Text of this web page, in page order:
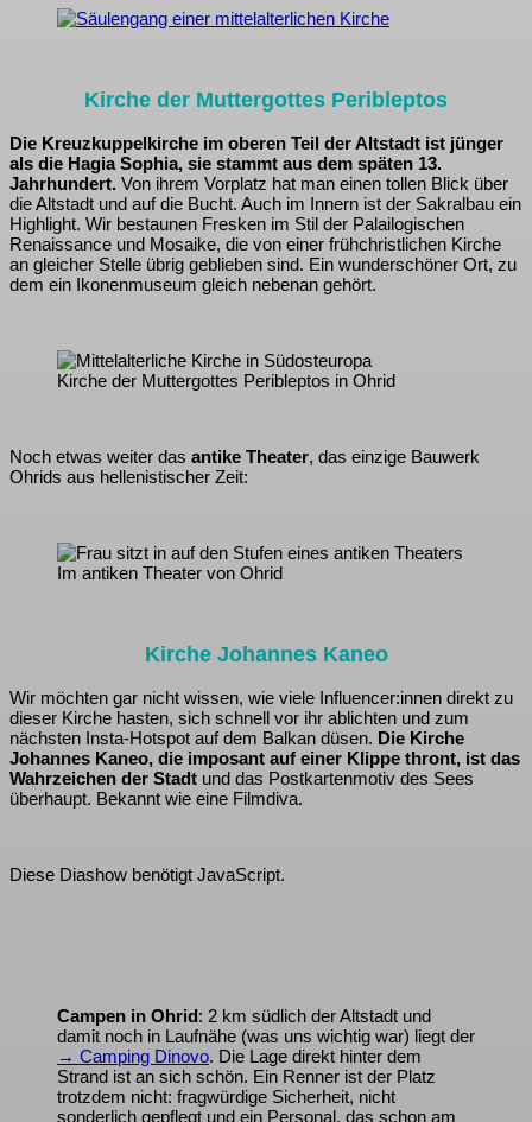
Kirche der Muttergottes Peribleptos
Die Kreuzkuppelkirche im oberen Teil der Altstadt ist jünger
als die Hagia Sophia, sie stammt aus dem späten 13.
Jahrhundert. Von ihrem Vorplatz hat man einen tollen Blick über
die Altstadt und auf die Bucht. Auch im Innern ist der Sakralbau ein
Highlight. Wir bestaunen Fresken im Stil der Palailogischen
Renaissance und Mosaike, die von einer frühchristlichen Kirche
an gleicher Stelle übrig geblieben sind. Ein wunderschöner Ort, zu
dem ein Ikonenmuseum gleich nebenan gehört.
Kirche der Muttergottes Peribleptos in Ohrid
Noch etwas weiter das antike Theater, das einzige Bauwerk
Ohrids aus hellenistischer Zeit:
Im antiken Theater von Ohrid
Kirche Johannes Kaneo
Wir möchten gar nicht wissen, wie viele Influencer:innen direkt zu
dieser Kirche hasten, sich schnell vor ihr ablichten und zum
nächsten Insta-Hotspot auf dem Balkan düsen. Die Kirche
Johannes Kaneo, die imposant auf einer Klippe thront, ist das
Wahrzeichen der Stadt und das Postkartenmotiv des Sees
überhaupt. Bekannt wie eine Filmdiva.
Diese Diashow benötigt JavaScript.
Campen in Ohrid: 2 km südlich der Altstadt und
damit noch in Laufnähe (was uns wichtig war) liegt der
→ Camping Dinovo. Die Lage direkt hinter dem
Strand ist an sich schön. Ein Renner ist der Platz
trotzdem nicht: fragwürdige Sicherheit, nicht
sonderlich gepflegt und ein Personal, das schon am